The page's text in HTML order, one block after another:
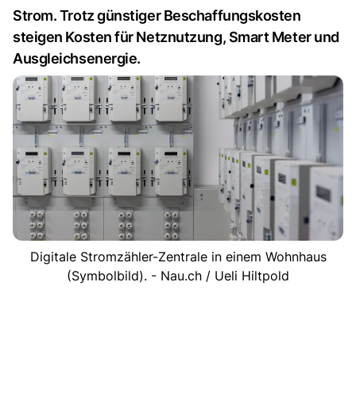
Strom. Trotz günstiger Beschaffungskosten
steigen Kosten für Netznutzung, Smart Meter und
Ausgleichsenergie.
Digitale Stromzähler-Zentrale in einem Wohnhaus
(Symbolbild). - Nau.ch / Ueli Hiltpold